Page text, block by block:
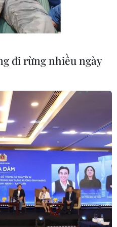
quốc gia để tạo năng
đi rừng nhiều ngày